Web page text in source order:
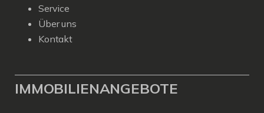
Service
Über uns
Kontakt
IMMOBILIENANGEBOTE